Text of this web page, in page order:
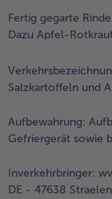
Fertig gegarte
Dazu Apfel-
Salzkartoffeln und
Aufbewahrung:
Gefriergerät sowie
Inverkehrbringer:
DE - 47638 Straelen